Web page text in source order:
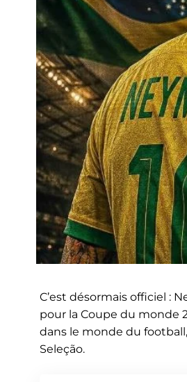
C’est désormais officiel :
pour la Coupe du monde
dans le monde du
Seleção.